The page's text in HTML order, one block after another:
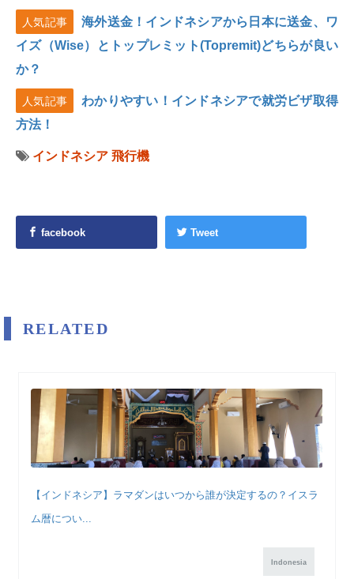
人気記事
海外送金！インドネシアから日本に送金、ワ
イズ（Wise）とトップレミット(Topremit)どちらが良い
か？
人気記事
わかりやすい！インドネシアで就労ビザ取得
方法！
インドネシア 飛行機
facebook Tweet
RELATED
【インドネシア】ラマダンはいつから誰が決定するの？イスラ
ム暦につい...
Indonesia